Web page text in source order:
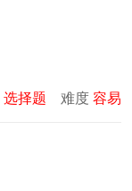
选择题 难度 容易